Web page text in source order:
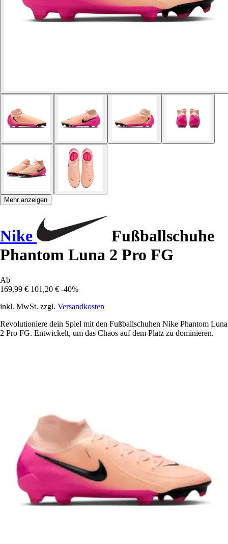
Mehr anzeigen
Nike
Fußballschuhe
Phantom Luna 2 Pro FG
Ab
169,99 € 101,20 € -40%
inkl. MwSt. zzgl. Versandkosten
Revolutioniere dein Spiel mit den Fußballschuhen Nike Phantom Luna
2 Pro FG. Entwickelt, um das Chaos auf dem Platz zu dominieren.